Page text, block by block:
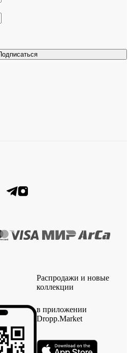
Распродажи и новые
коллекции
в приложении
Dropp.Market